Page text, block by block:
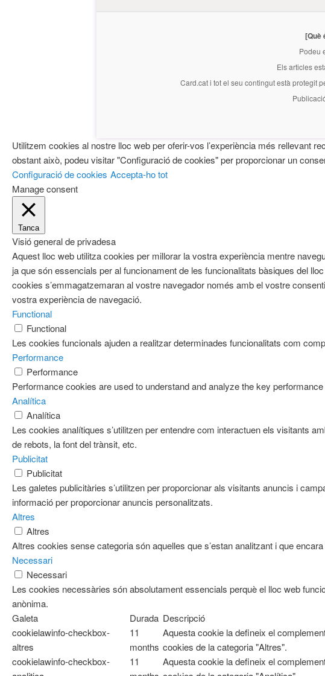
[Què
Podeu
Els articles
Card.cati tot el seu contingut està protegit
Utilitzem cookies al nostre lloc web per oferir-vos l’experiència més rellevant
obstant això, podeu visitar "Configuració de cookies" per proporcionar un
Configuració de cookies Accepta-ho tot
Manage consent
Tanca
Visió general de privadesa
Aquest lloc web utilitza cookies per millorar la vostra experiència mentre
ja que són essencials per al funcionament de les funcionalitats bàsiques del
cookies s’emmagatzemaran al vostre navegador només amb el vostre
vostra experiència de navegació.
Functional
Functional
Les cookies funcionals ajuden a realitzar determinades funcionalitats com
Performance
Performance
Performance cookies are used to understand and analyze the key
Analítica
Analítica
Les cookies analítiques s’utilitzen per entendre com interactuen els visitants
de rebots, la font del trànsit, etc.
Publicitat
Publicitat
Les galetes publicitàries s’utilitzen per proporcionar als visitants anuncis i
informació per proporcionar anuncis personalitzats.
Altres
Altres
Altres cookies sense categoria són aquelles que s’estan analitzant i que
Necessari
Necessari
Les cookies necessàries són absolutament essencials perquè el lloc web
anònima.
Galeta
Durada Descripció
cookielawinfo-checkbox-
altres
11
months
Aquesta cookie la defineix el
cookies de la categoria "Altres".
cookielawinfo-checkbox-
11
Aquesta cookie la defineix el